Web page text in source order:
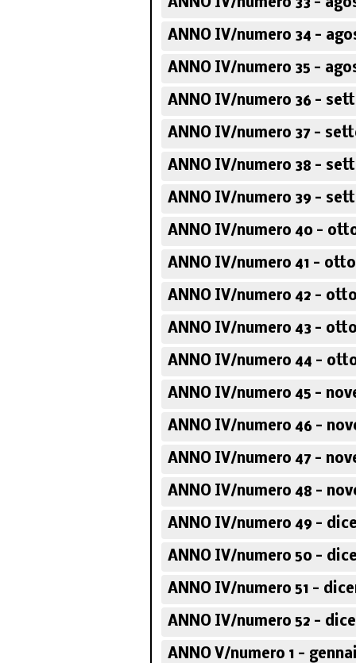
ANNO IV/numero 33 -
ANNO IV/numero 34 -
ANNO IV/numero 35 -
ANNO IV/numero 36 -
ANNO IV/numero 37 -
ANNO IV/numero 38 -
ANNO IV/numero 39 -
ANNO IV/numero 40 -
ANNO IV/numero 41 -
ANNO IV/numero 42 -
ANNO IV/numero 43 -
ANNO IV/numero 44 -
ANNO IV/numero 45 -
ANNO IV/numero 46 -
ANNO IV/numero 47 -
ANNO IV/numero 48 -
ANNO IV/numero 49 -
ANNO IV/numero 50 -
ANNO IV/numero 51 -
ANNO IV/numero 52 -
ANNO V/numero 1 -